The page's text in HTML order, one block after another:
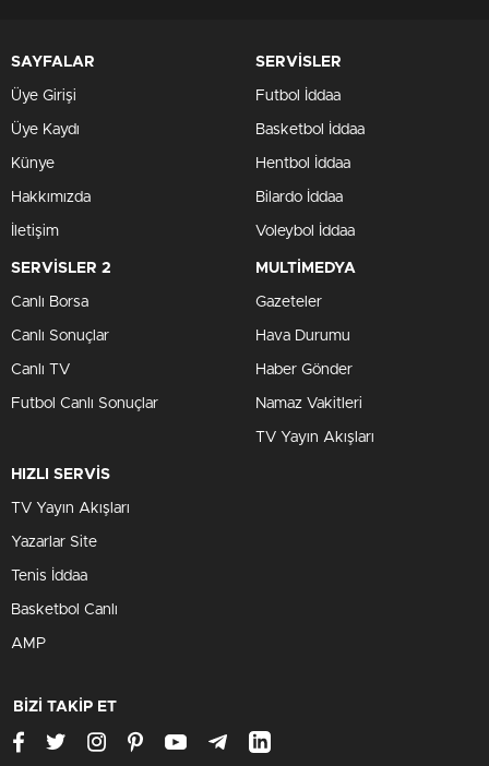
SAYFALAR
Üye Girişi
Üye Kaydı
Künye
Hakkımızda
İletişim
SERVİSLER
Futbol İddaa
Basketbol İddaa
Hentbol İddaa
Bilardo İddaa
Voleybol İddaa
SERVİSLER 2
Canlı Borsa
Canlı Sonuçlar
Canlı TV
Futbol Canlı Sonuçlar
MULTİMEDYA
Gazeteler
Hava Durumu
Haber Gönder
Namaz Vakitleri
TV Yayın Akışları
HIZLI SERVİS
TV Yayın Akışları
Yazarlar Site
Tenis İddaa
Basketbol Canlı
AMP
BİZİ TAKİP ET